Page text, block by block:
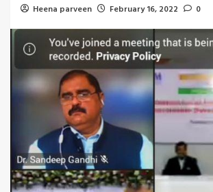
Heena parveen February 16, 2022 0